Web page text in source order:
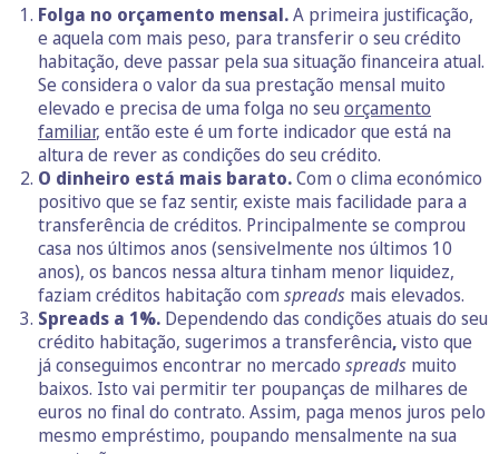
Folga no orçamento mensal.A primeira justificação,
e aquela com mais peso, para transferir o seu crédito
habitação, deve passar pela sua situação financeira atual.
Se considera o valor da sua prestação mensal muito
elevado e precisa de uma folga no seu orçamento
familiar, então este é um forte indicador que está na
altura de rever as condições do seu crédito.
O dinheiro está mais barato.Com o clima económico
positivo que se faz sentir, existe mais facilidade para a
transferência de créditos. Principalmente se comprou
casa nos últimos anos (sensivelmente nos últimos 10
anos), os bancos nessa altura tinham menor liquidez,
faziam créditos habitação com spreads mais elevados.
Spreads a 1%. Dependendo das condições atuais do seu
crédito habitação, sugerimos a transferência,visto que
já conseguimos encontrar no mercado spreads muito
baixos. Isto vai permitir ter poupanças de milhares de
euros no final do contrato. Assim, paga menos juros pelo
mesmo empréstimo, poupando mensalmente na sua